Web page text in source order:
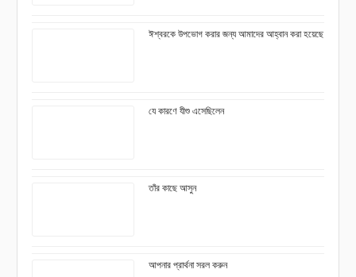
ঈশ্বরকে উপভোগ করার জন্য আমাদের আহ্বান করা হয়েছে
যে কারণে যীশু এসেছিলেন
তাঁর কাছে আসুন
আপনার প্রার্থনা সরল করুন